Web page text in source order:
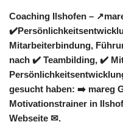
Coaching Ilshofen –
Mitarbeiterbindung,
nach ✔️ Teambilding, ✔️
gesucht haben: ➡️ mareg
Motivationstrainer in
Webseite ✉.